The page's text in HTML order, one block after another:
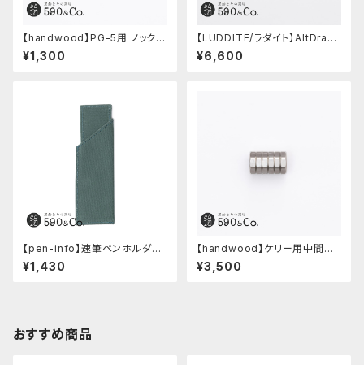
【handwood】PG-5用 ノック部
カバー (ステンレス)
¥1,300
【LUDDITE/ラダイト】AltDraw
0.5 シルバー(ウォルナット)
¥6,600
【pen-info】速筆ペンホルダー
590&Co.別注色 (アクアブル
ー)
¥1,430
【handwood】ケリー用中間パ
ーツ/カスタムグリップ (八角形/
ステンレス)
¥3,500
おすすめ商品